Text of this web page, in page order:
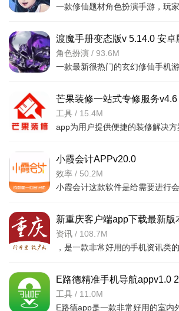
渡魔手册变态版v 5.14.0 安卓
角色扮演 / 93.6M
芒果装修一站式专修服务
中文版
工具 / 15.4M
小霞会计APPv20.0
效率 / 50.2M
新重庆客户端app下载最新版
卓版
资讯 / 108.7M
E路德精准手机导航appv1.0
中文版
工具 / 11.0M